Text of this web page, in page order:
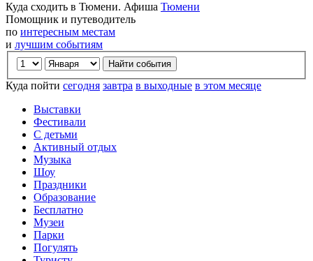
Куда сходить в Тюмени. Афиша Тюмени
Помощник и путеводитель
по интересным местам
и лучшим событиям
Куда пойти сегодня завтра в выходные в этом месяце
Выставки
Фестивали
С детьми
Активный отдых
Музыка
Шоу
Праздники
Образование
Бесплатно
Музеи
Парки
Погулять